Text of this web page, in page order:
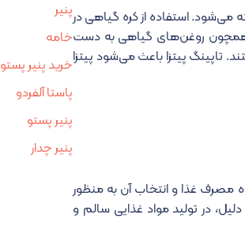
می‌شود. استفاده از کره گیاهی در
همچون روغن‌های گیاهی به دست
تاپینگ پیتزا باعث می‌شود پیتزا
مصرف غذا و انتخاب آن به منظور
در تولید مواد غذایی سالم و
پنیر
خامه
خرید پنیر پستو
پاستا آلفردو
پنیر پستو
پنیر چدار